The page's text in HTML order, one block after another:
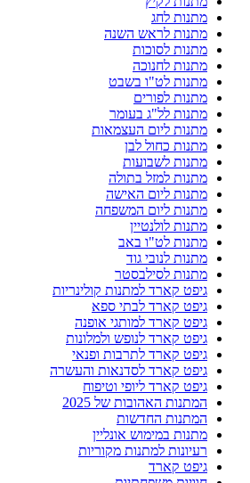
מתנות לחג
מתנות לראש השנה
מתנות לסוכות
מתנות לחנוכה
מתנות לט"ו בשבט
מתנות לפורים
מתנות לל"ג בעומר
מתנות ליום העצמאות
מתנות כחול לבן
מתנות לשבועות
מתנות למזל בתולה
מתנות ליום האישה
מתנות ליום המשפחה
מתנות לולנטיין
מתנות לט"ו באב
מתנות לנובי גוד
מתנות לסילבסטר
גיפט קארד למתנות קולינריות
גיפט קארד לבתי ספא
גיפט קארד למותגי אופנה
גיפט קארד לנופש ולמלונות
גיפט קארד לתרבות ופנאי
גיפט קארד לסדנאות והעשרה
גיפט קארד ליופי וטיפוח
המתנות האהובות של 2025
המתנות החדשות
מתנות במימוש אונליין
רעיונות למתנות מקוריות
גיפט קארד